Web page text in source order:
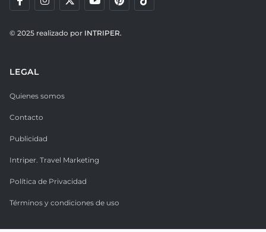
© 2025 realizado por INTRIPER.
LEGAL
Quienes somos
Contacto
Publicidad
Intriper. Travel Marketing
Política de Privacidad
Términos y condiciones de uso